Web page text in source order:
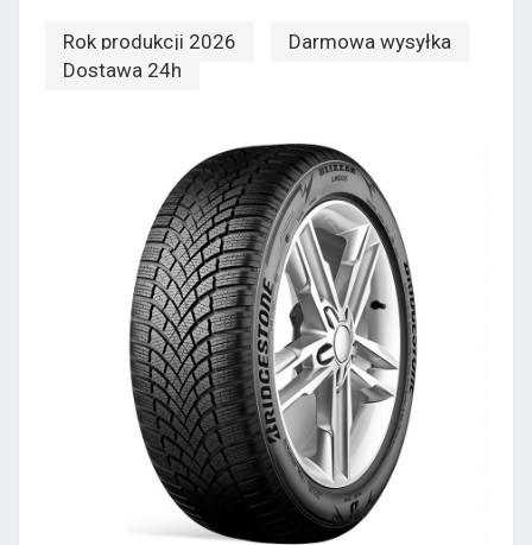
Rok produkcji 2026
Darmowa wysyłka
Dostawa 24h